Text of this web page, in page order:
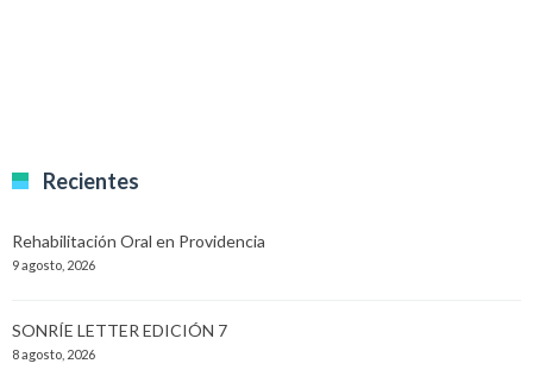
Recientes
Rehabilitación Oral en Providencia
9 agosto, 2026
SONRÍE LETTER EDICIÓN 7
8 agosto, 2026